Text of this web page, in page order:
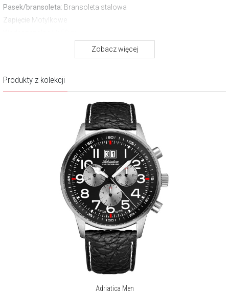
Pasek/bransoleta: Bransoleta stalowa
Zapięcie Motylkowe
2 lata
Zegarki adriatica produkowane są we włoskiej części Szwajcarii.
Dzięki temu łączą tradycyjną precyzję wykonania oraz odrobinę
południowej nonszalancji.
Zobacz więcej
Produkty z kolekcji
Adriatica Men